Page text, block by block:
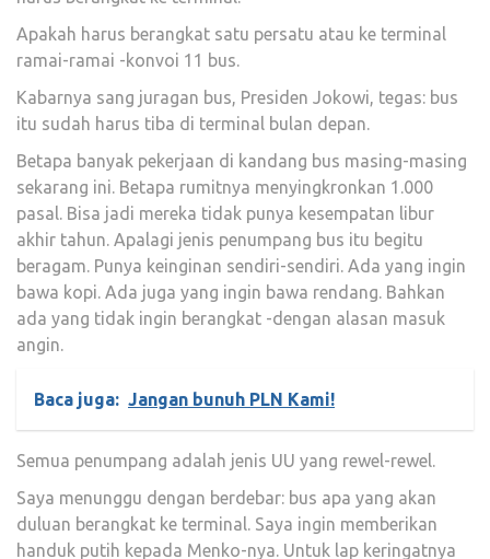
Apakah harus berangkat satu persatu atau ke terminal
ramai-ramai -konvoi 11 bus.
Kabarnya sang juragan bus, Presiden Jokowi, tegas: bus
itu sudah harus tiba di terminal bulan depan.
Betapa banyak pekerjaan di kandang bus masing-masing
sekarang ini. Betapa rumitnya menyingkronkan 1.000
pasal. Bisa jadi mereka tidak punya kesempatan libur
akhir tahun. Apalagi jenis penumpang bus itu begitu
beragam. Punya keinginan sendiri-sendiri. Ada yang ingin
bawa kopi. Ada juga yang ingin bawa rendang. Bahkan
ada yang tidak ingin berangkat -dengan alasan masuk
angin.
Baca juga: Jangan bunuh PLN Kami!
Semua penumpang adalah jenis UU yang rewel-rewel.
Saya menunggu dengan berdebar: bus apa yang akan
duluan berangkat ke terminal. Saya ingin memberikan
handuk putih kepada Menko-nya. Untuk lap keringatnya